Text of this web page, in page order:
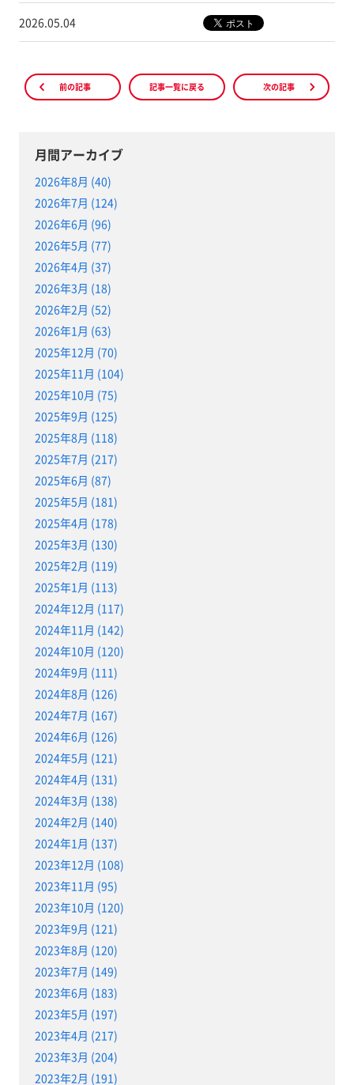
2026.05.04
前の記事 記事一覧に戻る 次の記事
月間アーカイブ
2026年8月 (40)
2026年7月 (124)
2026年6月 (96)
2026年5月 (77)
2026年4月 (37)
2026年3月 (18)
2026年2月 (52)
2026年1月 (63)
2025年12月 (70)
2025年11月 (104)
2025年10月 (75)
2025年9月 (125)
2025年8月 (118)
2025年7月 (217)
2025年6月 (87)
2025年5月 (181)
2025年4月 (178)
2025年3月 (130)
2025年2月 (119)
2025年1月 (113)
2024年12月 (117)
2024年11月 (142)
2024年10月 (120)
2024年9月 (111)
2024年8月 (126)
2024年7月 (167)
2024年6月 (126)
2024年5月 (121)
2024年4月 (131)
2024年3月 (138)
2024年2月 (140)
2024年1月 (137)
2023年12月 (108)
2023年11月 (95)
2023年10月 (120)
2023年9月 (121)
2023年8月 (120)
2023年7月 (149)
2023年6月 (183)
2023年5月 (197)
2023年4月 (217)
2023年3月 (204)
2023年2月 (191)